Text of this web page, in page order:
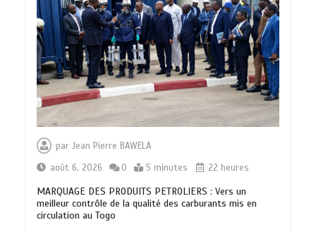
parJean Pierre BAWELA
août 6, 2026
0 5 minutes 22 heures
MARQUAGE DES PRODUITS PETROLIERS : Vers un
meilleur contrôle de la qualité des carburants mis en
circulation au Togo